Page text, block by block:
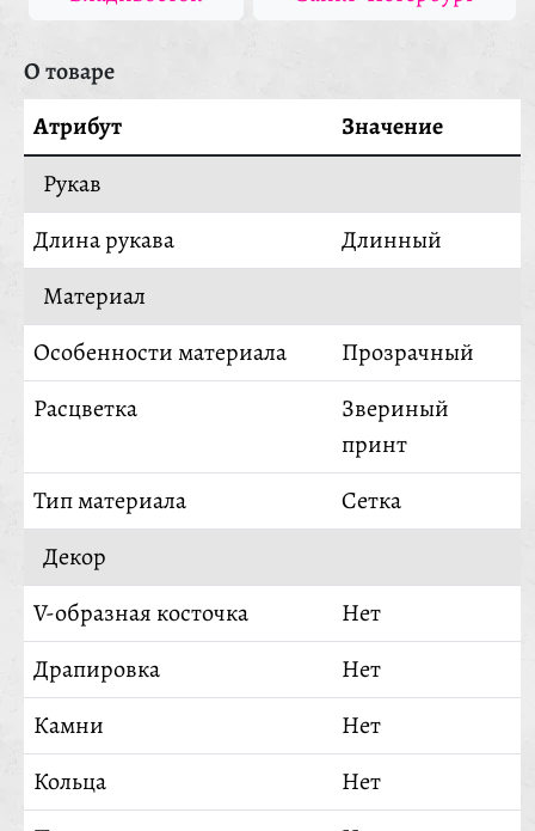
О товаре
Атрибут
Значение
Рукав
Длина рукава
Длинный
Материал
Особенности материала
Прозрачный
Расцветка
Звериный
принт
Тип материала
Сетка
Декор
V-образная косточка
Нет
Драпировка
Нет
Камни
Нет
Кольца
Нет